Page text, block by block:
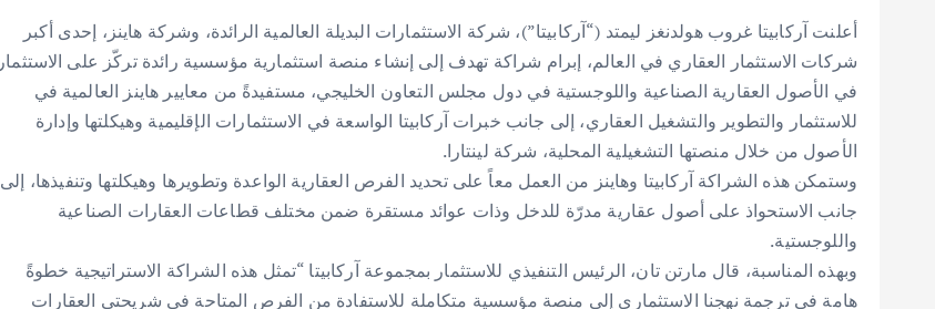
أعلنت آركابيتا غروب هولدنغز ليمتد (“آركابيتا”)، شركة الاستثمارات البديلة العالمية الرائدة، وشركة هاينز، إحدى أكبر
شركات الاستثمار العقاري في العالم، إبرام شراكة تهدف إلى إنشاء منصة استثمارية مؤسسية رائدة تركّز على الاستثمار
في الأصول العقارية الصناعية واللوجستية في دول مجلس التعاون الخليجي، مستفيدةً من معايير هاينز العالمية في
للاستثمار والتطوير والتشغيل العقاري، إلى جانب خبرات آركابيتا الواسعة في الاستثمارات الإقليمية وهيكلتها وإدارة
الأصول من خلال منصتها التشغيلية المحلية، شركة لينتارا.
وستمكن هذه الشراكة آركابيتا وهاينز من العمل معاً على تحديد الفرص العقارية الواعدة وتطويرها وهيكلتها وتنفيذها، إلى
جانب الاستحواذ على أصول عقارية مدرّة للدخل وذات عوائد مستقرة ضمن مختلف قطاعات العقارات الصناعية
واللوجستية.
وبهذه المناسبة، قال مارتن تان، الرئيس التنفيذي للاستثمار بمجموعة آركابيتا “تمثل هذه الشراكة الاستراتيجية خطوةً
هامة في ترجمة نهجنا الاستثماري إلى منصة مؤسسية متكاملة للاستفادة من الفرص المتاحة في شريحتي العقارات